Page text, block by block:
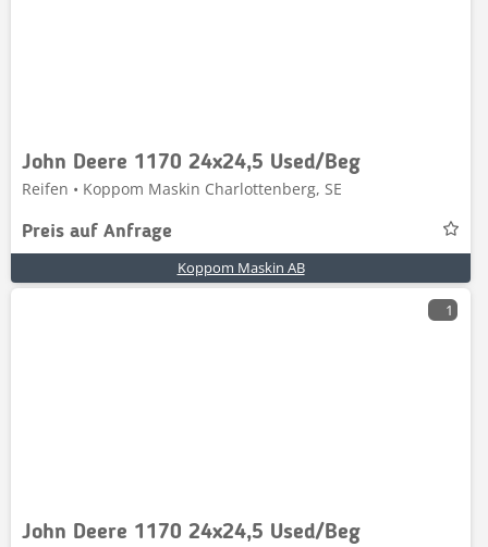
John Deere 1170 24x24,5 Used/Beg
Reifen • Koppom Maskin Charlottenberg, SE
Preis auf Anfrage
Koppom Maskin AB
1
John Deere 1170 24x24,5 Used/Beg